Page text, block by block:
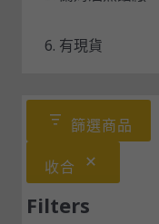
6. 有現貨
篩選商品
收合
Filters